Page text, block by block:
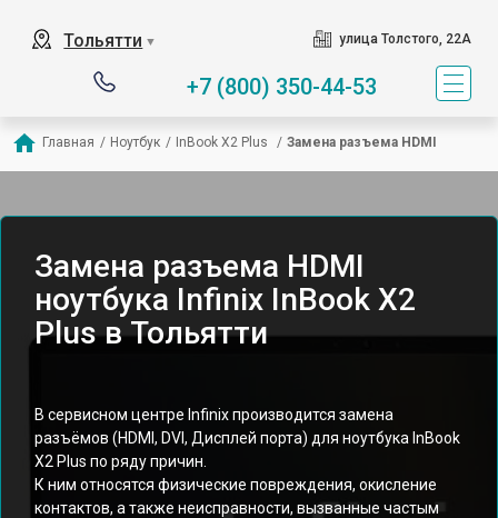
Тольятти ▼ улица Толстого, 22А
+7 (800) 350-44-53
Главная / Ноутбук / InBook X2 Plus / Замена разъема HDMI
Замена разъема HDMI
ноутбука Infinix InBook X2
Plus в Тольятти
В сервисном центре Infinix производится замена
разъёмов (HDMI, DVI, Дисплей порта) для ноутбука InBook
X2 Plus по ряду причин.
К ним относятся физические повреждения, окисление
контактов, а также неисправности, вызванные частым